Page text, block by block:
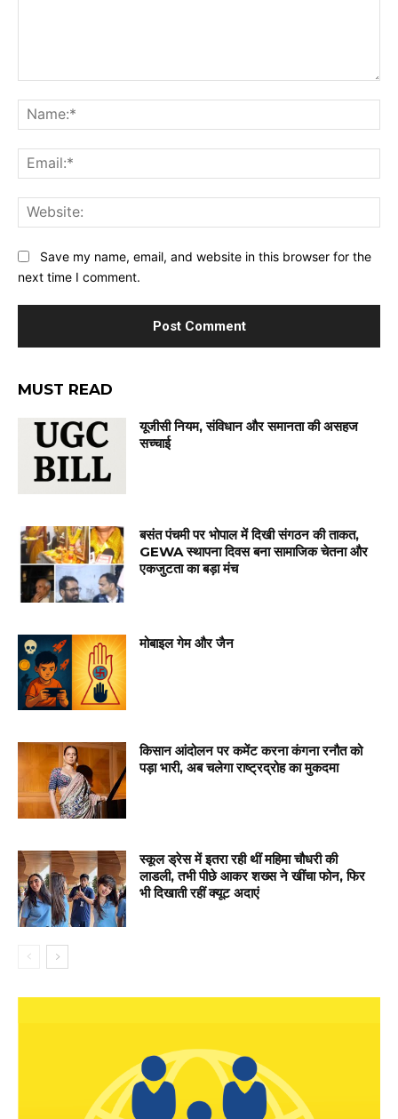
Save my name, email, and website in this browser for the
next time I comment.
MUST READ
यूजीसी नियम, संविधान और समानता की असहज
सच्चाई
बसंत पंचमी पर भोपाल में दिखी संगठन की ताकत,
GEWA स्थापना दिवस बना सामाजिक चेतना और
एकजुटता का बड़ा मंच
मोबाइल गेम और जैन
किसान आंदोलन पर कमेंट करना कंगना रनौत को
पड़ा भारी, अब चलेगा राष्ट्रद्रोह का मुकदमा
स्कूल ड्रेस में इतरा रही थीं महिमा चौधरी की
लाडली, तभी पीछे आकर शख्स ने खींचा फोन, फिर
भी दिखाती रहीं क्यूट अदाएं